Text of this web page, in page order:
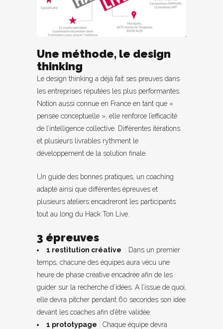
Une méthode, le design
thinking
Le design thinking a déjà fait ses preuves dans
les entreprises réputées les plus performantes.
Notion aussi connue en France en tant que «
pensée conceptuelle », elle renforce l’efficacité
de l’intelligence collective. Différentes itérations
et plusieurs livrables rythment le
développement de la solution finale.
Un guide des bonnes pratiques, un coaching
adapté ainsi que différentes épreuves et
plusieurs ateliers encadreront les participants
tout au long du Hack Ton Live.
3 épreuves
1 restitution créative : Dans un premier
temps, chacune des équipes aura vécu une
heure de phase créative encadrée afin de les
guider sur la recherche d’idées. A l’issue de quoi,
elle devra pitcher pendant 60 secondes son idée
devant les coaches afin d’être validée.
1 prototypage : Chaque équipe devra